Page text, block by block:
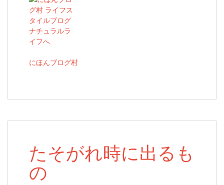
にほんブログ村
たそがれ時に出るも
の